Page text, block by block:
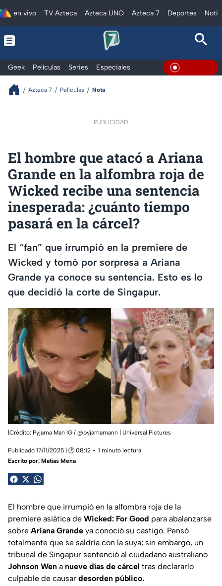
en vivo TV Azteca Azteca UNO Azteca 7 Deportes
Geek Películas Series Especiales En Vivo
Azteca 7 Películas Nota
PUBLICIDAD
El hombre que atacó a Ariana
Grande en la alfombra roja de
Wicked recibe una sentencia
inesperada: ¿cuánto tiempo
pasará en la cárcel?
El “fan” que irrumpió en la premiere de
Wicked y tomó por sorpresa a Ariana
Grande ya conoce su sentencia. Esto es lo
que decidió la corte de Singapur.
|Crédito: Pyjama Man IG / @pyjamamann | Universal Pictures
Publicado 17/11/2025 | 🕑 08:12
1 minuto lectura
Escrito por: Matías Mena
El hombre que irrumpió en la alfombra roja de la
premiere asiática de Wicked: For Good para abalanzarse
sobre Ariana Grande ya conoció su castigo. Pensó
totalmente que se saldría con la suya; sin embargo, un
tribunal de Singapur sentenció al ciudadano australiano
Johnson Wen a nueve días de cárcel tras declararlo
culpable de causar desorden público.